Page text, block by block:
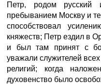
Петр, родом русский
пребыванием Москву и
способствовал
княжеств; Петр ездил в
и был там принят с
уважали служителей всех
религий; когда
духовенство было